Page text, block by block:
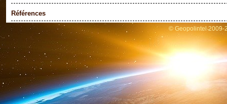
Références
© Geopolintel 2009-